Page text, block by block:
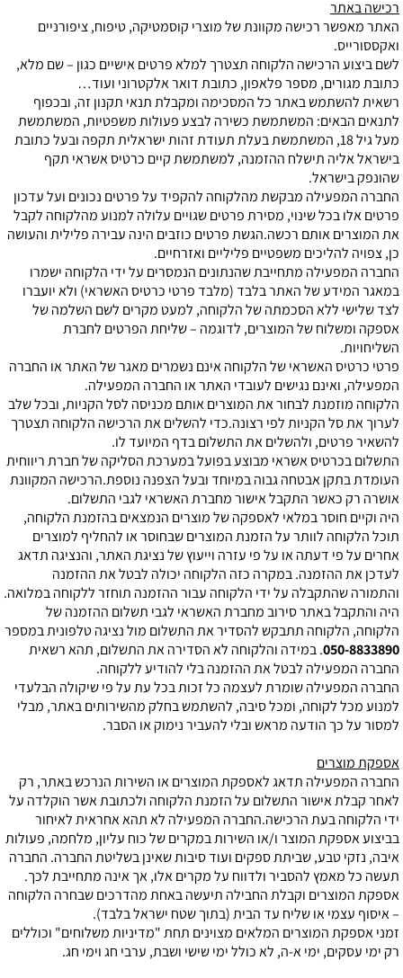
רכישה באתר
האתר מאפשר רכישה מקוונת של מוצרי קוסמטיקה, טיפוח, ציפורניים
ואקססורייס.
לשם ביצוע הרכישה הלקוחה תצטרך למלא פרטים אישיים כגון – שם מלא,
כתובת מגורים, מספר פלאפון, כתובת דואר אלקטרוני ועוד…
רשאית להשתמש באתר כל המסכימה ומקבלת תנאי תקנון זה, ובכפוף
לתנאים הבאים: המשתמשת כשירה לבצע פעולות משפטיות, המשתמשת
מעל גיל 18, המשתמשת בעלת תעודת זהות ישראלית תקפה ובעל כתובת
בישראל אליה תישלח ההזמנה, למשתמשת קיים כרטיס אשראי תקף
שהונפק בישראל.
החברה המפעילה מבקשת מהלקוחה להקפיד על פרטים נכונים ועל עדכון
פרטים אלו בכל שינוי, מסירת פרטים שגויים עלולה למנוע מהלקוחה לקבל
את המוצרים אותם רכשה.הגשת פרטים כוזבים הינה עבירה פלילית והעושה
כן, צפויה להליכים משפטיים פליליים ואזרחיים.
החברה המפעילה מתחייבת שהנתונים הנמסרים על ידי הלקוחה ישמרו
במאגר המידע של האתר בלבד (מלבד פרטי כרטיס האשראי) ולא יועברו
לצד שלישי ללא הסכמתה של הלקוחה, למעט מקרים לשם השלמה של
אספקה ומשלוח של המוצרים, לדוגמה – שליחת הפרטים לחברת
השליחויות.
פרטי כרטיס האשראי של הלקוחה אינם נשמרים מאגר של האתר או החברה
המפעילה, ואינם נגישים לעובדי האתר או החברה המפעילה.
הלקוחה מוזמנת לבחור את המוצרים אותם מכניסה לסל הקניות, ובכל שלב
לערוך את סל הקניות לפי רצונה.כדי להשלים את הרכישה הלקוחה תצטרך
להשאיר פרטים, ולהשלים את התשלום בדף המיועד לו.
התשלום בכרטיס אשראי מבוצע בפועל במערכת הסליקה של חברת ריווחית
העומדת בתקן אבטחה גבוה במיוחד ובעל הצפנה נוספת.הרכישה המקוונת
אושרה רק כאשר התקבל אישור מחברת האשראי לגבי התשלום.
היה וקיים חוסר במלאי לאספקה של מוצרים הנמצאים בהזמנת הלקוחה,
תוכל הלקוחה לוותר על הזמנת המוצרים שבחוסר או להחליף למוצרים
אחרים על פי דעתה או על פי עזרה וייעוץ של נציגת האתר, והנציגה תדאג
לעדכן את ההזמנה. במקרה כזה הלקוחה יכולה לבטל את ההזמנה
והתמורה שהתקבלה על ידי הלקוחה עבור ההזמנה תוחזר ללקוחה במלואה.
היה והתקבל באתר סירוב מחברת האשראי לגבי תשלום ההזמנה של
הלקוחה, הלקוחה תתבקש להסדיר את התשלום מול נציגה טלפונית במספר
050-8833890
.במידה והלקוחה לא הסדירה את התשלום, תהא רשאית
החברה המפעילה לבטל את ההזמנה בלי להודיע ללקוחה.
החברה המפעילה שומרת לעצמה כל זכות בכל עת על פי שיקולה הבלעדי
למנוע מכל לקוחה, ומכל סיבה, להשתמש בחלק מהשירותים באתר, מבלי
למסור על כך הודעה מראש ובלי להעביר נימוק או הסבר.
אספקת מוצרים
החברה המפעילה תדאג לאספקת המוצרים או השירות הנרכש באתר, רק
לאחר קבלת אישור התשלום על הזמנת הלקוחה ולכתובת אשר הוקלדה על
ידי הלקוחה בעת הרכישה.החברה המפעילה לא תהא אחראית לאיחור
בביצוע אספקת המוצר ו/או השירות במקרים של כוח עליון, מלחמה, פעולות
איבה, נזקי טבע, שביתת ספקים ועוד סיבות שאינן בשליטת החברה. החברה
תעשה כל מאמץ להסביר ולדווח על מקרים אלו, אך אינה מתחייבת לכך.
אספקת המוצרים וקבלת החבילה תיעשה באחת מהדרכים שבחרה הלקוחה
– איסוף עצמי או שליח עד הבית (בתוך שטח ישראל בלבד).
זמני אספקת המוצרים המלאים מצוינים תחת "מדיניות משלוחים" וכוללים
רק ימי עסקים, ימי א-ה, לא כולל ימי שישי ושבת, ערבי חג וימי חג.